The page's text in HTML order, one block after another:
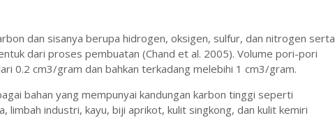
dan sisanya berupa hidrogen, oksigen, sulfur, dan nitrogen serta
dari proses pembuatan (Chand et al. 2005). Volume pori-pori
0.2 cm3/gram dan bahkan terkadang melebihi 1 cm3/gram.
bahan yang mempunyai kandungan karbon tinggi seperti
limbah industri, kayu, biji aprikot, kulit singkong, dan kulit kemiri